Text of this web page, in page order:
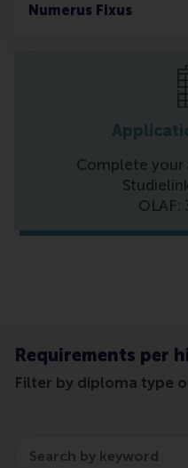
Numerus Fixus
Complete your
OLAF:
Requirements per
Filter by diploma type